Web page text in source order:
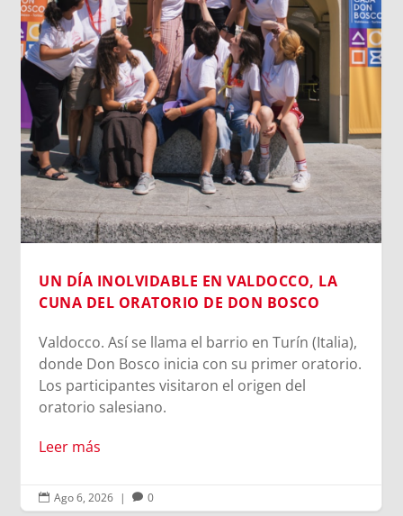
(Italia),
oratorio.
LOS DATOS BIOMÉTRICOS: NUESTRA
IDENTIDAD EN JUEGO
Cada vez que jugamos con la inteligencia
artificial subiendo nuestra imagen para
un avatar gracioso, en el fondo estamos
cediendo una parte de nuestra
escaneo facial no es un simple
inofensivo; nuestra cara es una seña de
identidad...
Leer más
 Ago 6, 2026